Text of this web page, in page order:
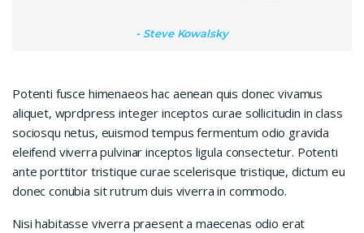
Steve Kowalsky
Potenti fusce himenaeos hac aenean quis donec vivamus
aliquet, wprdpress integer inceptos curae sollicitudin in class
sociosqu netus, euismod tempus fermentum odio gravida
eleifend viverra pulvinar inceptos ligula consectetur. Potenti
ante porttitor tristique curae scelerisque tristique, dictum eu
donec conubia sit rutrum duis viverra in commodo.
Nisi habitasse viverra praesent a maecenas odio erat